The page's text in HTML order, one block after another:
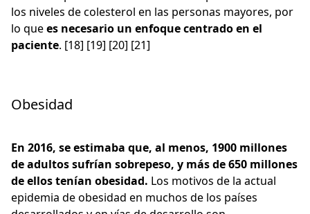
los niveles de colesterol en las personas mayores, por
lo quees necesario un enfoque centrado en el
paciente. [18] [19] [20] [21]
Obesidad
En 2016, se estimaba que, al menos, 1900 millones
de adultos sufrían sobrepeso, y más de 650 millones
de ellos tenían obesidad. Los motivos de la actual
epidemia de obesidad en muchos de los países